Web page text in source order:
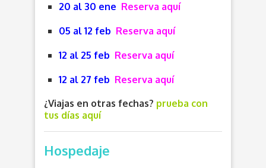
20 al 30 ene Reserva aquí
05 al 12 feb Reserva aquí
12 al 25 feb Reserva aquí
12 al 27 feb Reserva aquí
¿Viajas en otras fechas? prueba con
tus días aquí
Hospedaje